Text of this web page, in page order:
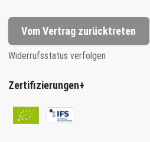
Vom Vertrag zurücktreten
Widerrufsstatus verfolgen
Zertifizierungen+